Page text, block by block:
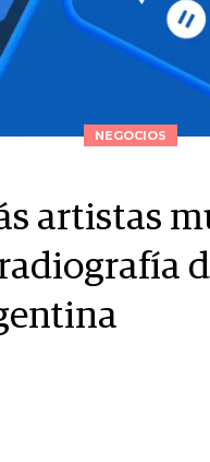
NEGOCIOS
artistas